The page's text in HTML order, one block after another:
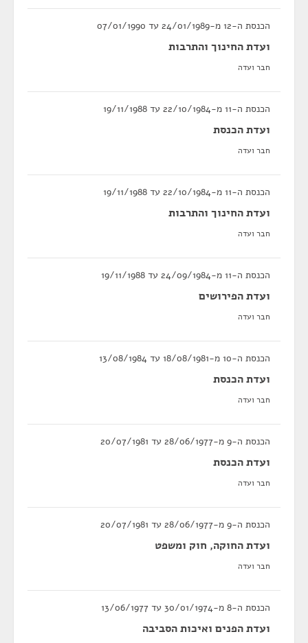
הכנסת ה-12 מ-24/01/1989 עד 07/01/1990
ועדת החינוך והתרבות
חבר ועדה
הכנסת ה-11 מ-22/10/1984 עד 19/11/1988
ועדת הכנסת
חבר ועדה
הכנסת ה-11 מ-22/10/1984 עד 19/11/1988
ועדת החינוך והתרבות
חבר ועדה
הכנסת ה-11 מ-24/09/1984 עד 19/11/1988
ועדת הפירושים
חבר ועדה
הכנסת ה-10 מ-18/08/1981 עד 13/08/1984
ועדת הכנסת
חבר ועדה
הכנסת ה-9 מ-28/06/1977 עד 20/07/1981
ועדת הכנסת
חבר ועדה
הכנסת ה-9 מ-28/06/1977 עד 20/07/1981
ועדת החוקה, חוק ומשפט
חבר ועדה
הכנסת ה-8 מ-30/01/1974 עד 13/06/1977
ועדת הפנים ואיכות הסביבה